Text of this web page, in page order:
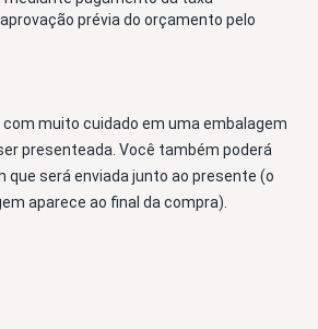
prévia do orçamento pelo
muito cuidado em uma embalagem
presenteada. Você também poderá
que será enviada junto ao presente (o
aparece ao final da compra).